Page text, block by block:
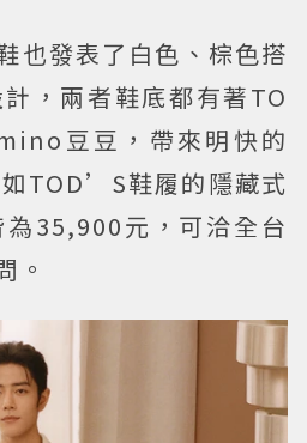
也發表了白色、棕色搭
，兩者鞋底都有著TO
豆豆，帶來明快的
TOD’S鞋履的隱藏式
35,900元，可洽全台
。